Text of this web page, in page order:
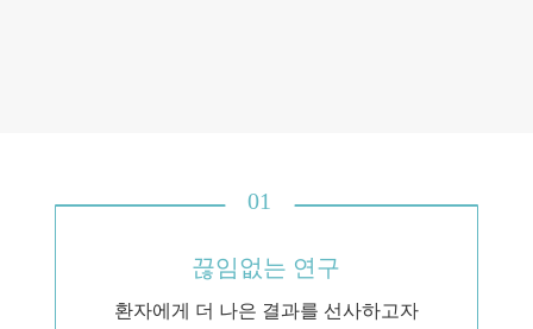
01
끊임없는 연구
환자에게 더 나은 결과를 선사하고자